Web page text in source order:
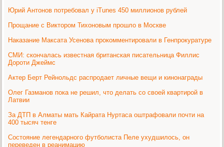
Юрий Антонов потребовал у iTunes 450 миллионов рублей
Прощание с Виктором Тихоновым прошло в Москве
Наказание Максата Усенова прокомментировали в Генпрокуратуре
СМИ: скончалась известная британская писательница Филлис
Дороти Джеймс
Актер Берт Рейнольдс распродает личные вещи и кинонаграды
Олег Газманов пока не решил, что делать со своей квартирой в
Латвии
За ДТП в Алматы мать Кайрата Нуртаса оштрафовали почти на
400 тысяч тенге
Состояние легендарного футболиста Пеле ухудшилось, он
переведен в реанимацию